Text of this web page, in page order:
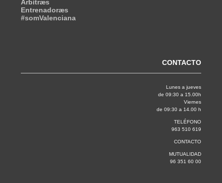
Árbitræs
Entrenadoræs
#somValenciana
CONTACTO
Lunes a jueves
de 09:30 a 15.00h
Viernes
de 09:30 a 14.00 h
TELÉFONO
963 510 619
CONTACTO
MUTUALIDAD
96 351 60 00